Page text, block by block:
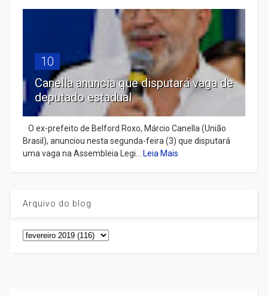
10
Canella anuncia que disputará vaga de
deputado estadual
​ O ex-prefeito de Belford Roxo, Márcio Canella (União
Brasil), anunciou nesta segunda-feira (3) que disputará
uma vaga na Assembleia Legi...
Leia Mais
Arquivo do blog